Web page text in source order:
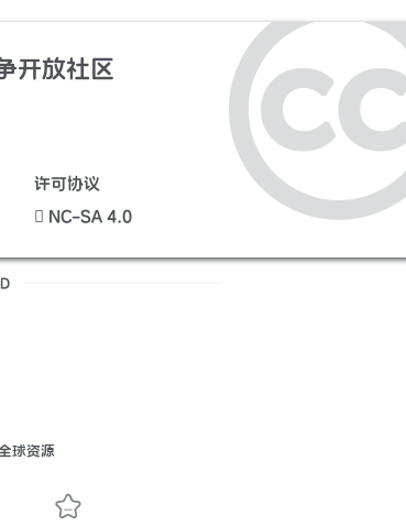
开放社区
许可协议
NC-SA 4.0
球资源